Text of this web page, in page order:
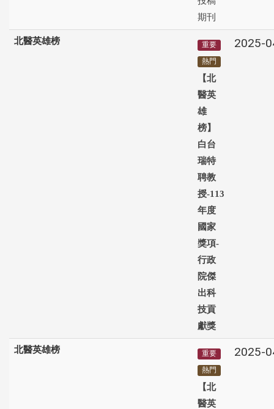
期刊
北醫英雄榜
重要
熱門
【北
醫英
雄
榜】
白台
瑞特
聘教
授-113
年度
國家
獎項-
行政
院傑
出科
技貢
獻獎
2025-
北醫英雄榜
重要
熱門
【北
醫英
2025-